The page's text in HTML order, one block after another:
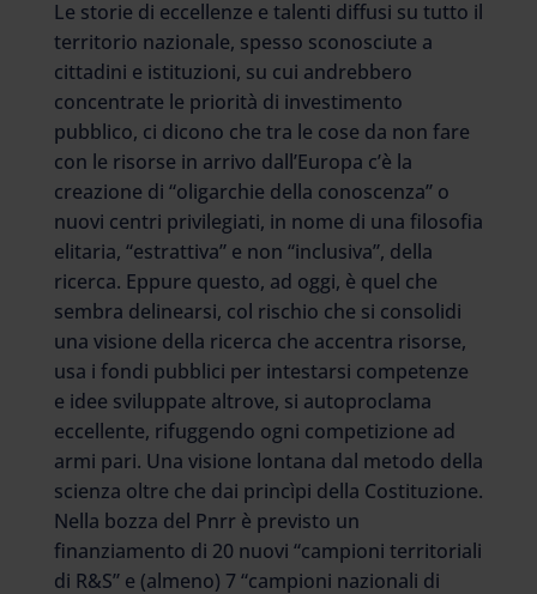
Le storie di eccellenze e talenti diffusi su tutto il
territorio nazionale, spesso sconosciute a
cittadini e istituzioni, su cui andrebbero
concentrate le priorità di investimento
pubblico, ci dicono che tra le cose da non fare
con le risorse in arrivo dall’Europa c’è la
creazione di “oligarchie della conoscenza” o
nuovi centri privilegiati, in nome di una filosofia
elitaria, “estrattiva” e non “inclusiva”, della
ricerca. Eppure questo, ad oggi, è quel che
sembra delinearsi, col rischio che si consolidi
una visione della ricerca che accentra risorse,
usa i fondi pubblici per intestarsi competenze
e idee sviluppate altrove, si autoproclama
eccellente, rifuggendo ogni competizione ad
armi pari. Una visione lontana dal metodo della
scienza oltre che dai princìpi della Costituzione.
Nella bozza del Pnrr è previsto un
finanziamento di 20 nuovi “campioni territoriali
di R&S” e (almeno) 7 “campioni nazionali di